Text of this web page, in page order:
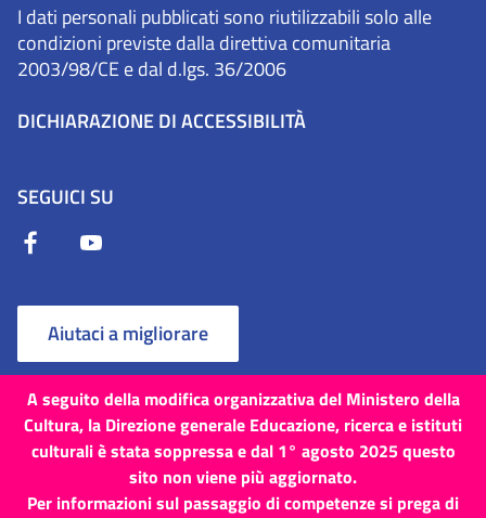
A seguito della modifica organizzativa del Ministero della
Cultura, la Direzione generale Educazione, ricerca e istituti
culturali è stata soppressa e dal 1° agosto 2025 questo
sito non viene più aggiornato.
Per informazioni sul passaggio di competenze si prega di
I dati personali pubblicati sono riutilizzabili solo alle
condizioni previste dalla direttiva comunitaria
2003/98/CE e dal d.lgs. 36/2006
DICHIARAZIONE DI ACCESSIBILITÀ
SEGUICI SU
Aiutaci a migliorare
Termini e Condizioni Cookie Privacy Policy